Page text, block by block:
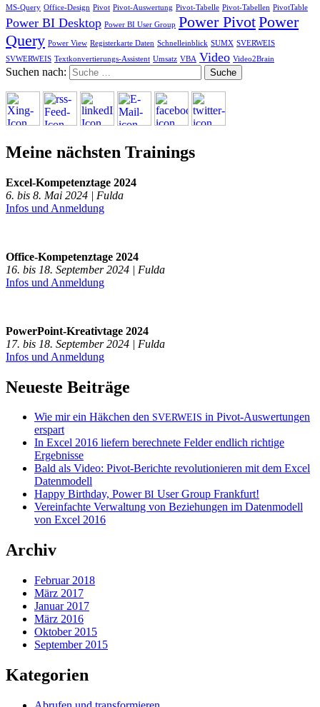
MS-Query Office-Design Pivot Pivot-Auswertung Pivot-Tabelle Pivot-Tabellen PivotTable
Power BI Desktop Power BI User Group Power PivotPower
Query Power View Registerkarte Daten Schnelleinblick SUMX SVERWEIS
SVWERWEIS Textkonvertierungs-Assistent Umsatz VBA Video Video2Brain
Suchen nach:
Meine nächsten Trainings
Excel-Kompetenztage 2024
6. bis 8. Mai 2024 | Fulda
Infos und Anmeldung
Office-Kompetenztage 2024
16. bis 18. September 2024 | Fulda
Infos und Anmeldung
PowerPoint-Kreativtage 2024
17. bis 18. September 2024 | Fulda
Infos und Anmeldung
Neueste Beiträge
Wie mir ein Häkchen den SVERWEIS in Pivot-Auswertungen
erspart
In Excel 2016 liefern berechnete Felder endlich richtige
Ergebnisse
Bald als Video: Pivot-Berichte revolutionieren mit dem Excel
Datenmodell
Happy Birthday, PowerBI User Group Frankfurt!
Vereinfachte Verwaltung von Beziehungen im Datenmodell
von Excel 2016
Archiv
Februar 2018
März 2017
Januar 2017
März 2016
Oktober 2015
September 2015
Kategorien